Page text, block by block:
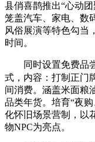
县俏喜鹊推出“心动团
笼盖汽车、家电、数
风俗展演等特色勾当
时间。
同时设置免费品尝
式，内容：打制正门
间消费。涵盖米面粮
品类年货。培育“夜
化怀旧场景营制，以
物NPC为亮点。